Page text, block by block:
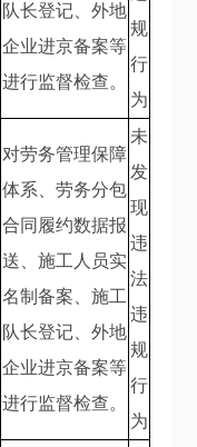
队长登记、外地
企业进京备案等
进行监督检查。
规
行
为
对劳务管理保障
体系、劳务分包
合同履约数据报
送、施工人员实
名制备案、施工
队长登记、外地
企业进京备案等
进行监督检查。
未
发
现
违
法
违
规
行
为